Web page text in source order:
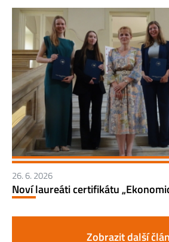
26. 6. 2026
Noví laureáti certifikátu
Zobrazit další